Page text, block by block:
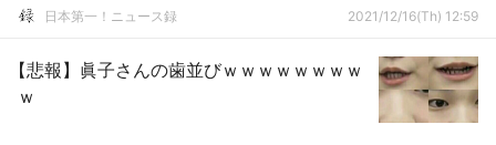
日本第一！ニュース録 2021/12/16(Th) 12:59
【悲報】眞子さんの歯並びｗｗｗｗｗｗｗｗ
ｗ